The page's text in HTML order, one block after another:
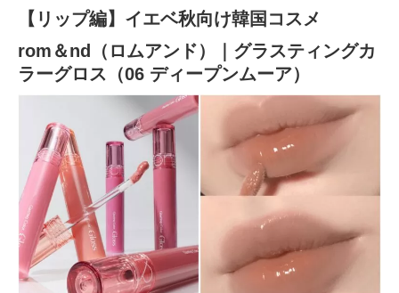
【リップ編】イエベ秋向け韓国コスメ
rom＆nd（ロムアンド）｜グラスティングカ
ラーグロス（06 ディープンムーア）